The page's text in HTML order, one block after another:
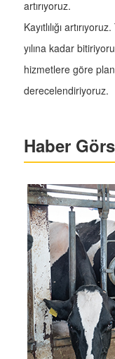
artırıyoruz.
Kayıtlılığı
yılına kadar
hizmetlere göre
derecelendiriyoruz.
Haber